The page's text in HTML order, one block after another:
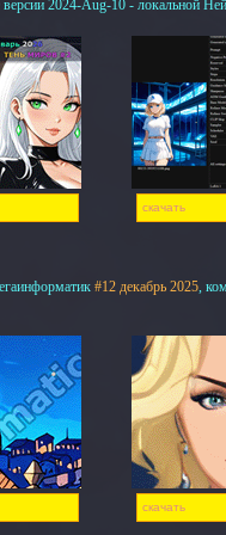
2024-Aug-10 - локальной
скачать
#12 декабрь 2025,
скачать